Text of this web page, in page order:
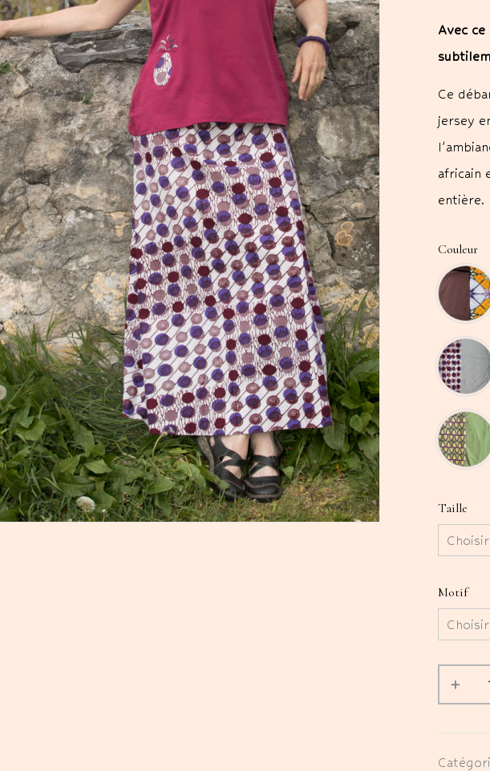
Avec
Ce
jersey
africain
entière.
Couleur
Taille
Motif